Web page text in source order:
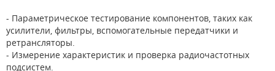
- Параметрическое тестирование компонентов, таких как
усилители, фильтры, вспомогательные передатчики и
ретрансляторы.
- Измерение характеристик и проверка радиочастотных
подсистем.